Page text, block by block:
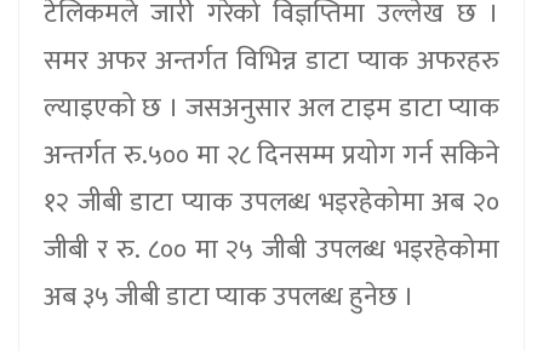
टेलिकमले जारी गरेको विज्ञप्तिमा उल्लेख छ ।
समर अफर अन्तर्गत विभिन्न डाटा प्याक अफरहरु
ल्याइएको छ । जसअनुसार अल टाइम डाटा प्याक
अन्तर्गत रु.५०० मा २८ दिनसम्म प्रयोग गर्न सकिने
१२ जीबी डाटा प्याक उपलब्ध भइरहेकोमा अब २०
जीबी र रु. ८०० मा २५ जीबी उपलब्ध भइरहेकोमा
अब ३५ जीबी डाटा प्याक उपलब्ध हुनेछ ।